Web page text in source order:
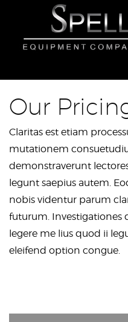
Our
Claritas est etiam
mutationem
demonstraverunt
legunt saepius autem.
nobis videntur parum
futurum. Investigationes
legere me lius quod ii
eleifend option congue.